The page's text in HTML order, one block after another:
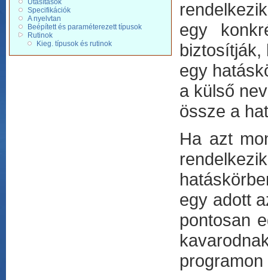
Utasítások
Specifikációk
A nyelvtan
Beépített és paraméterezett típusok
Rutinok
Kieg. típusok és rutinok
egy
biztosítják,
egy
a külső
össze a
Ha azt
egy adott
pontosan
programon